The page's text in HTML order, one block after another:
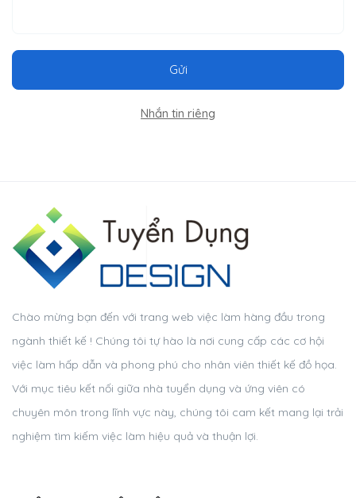
Gửi
Nhắn tin riêng
Chào mừng bạn đến với trang web việc làm hàng đầu trong
ngành thiết kế ! Chúng tôi tự hào là nơi cung cấp các cơ hội
việc làm hấp dẫn và phong phú cho nhân viên thiết kế đồ họa.
Với mục tiêu kết nối giữa nhà tuyển dụng và ứng viên có
chuyên môn trong lĩnh vực này, chúng tôi cam kết mang lại trải
nghiệm tìm kiếm việc làm hiệu quả và thuận lợi.